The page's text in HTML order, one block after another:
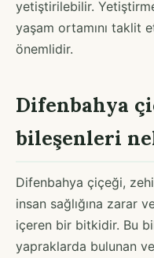
yetiştirilebilir.
yaşam ortamını taklit
önemlidir.
Difenbahya
bileşenleri
Difenbahya çiçeği,
insan sağlığına zarar
içeren bir bitkidir. Bu
yapraklarda bulunan